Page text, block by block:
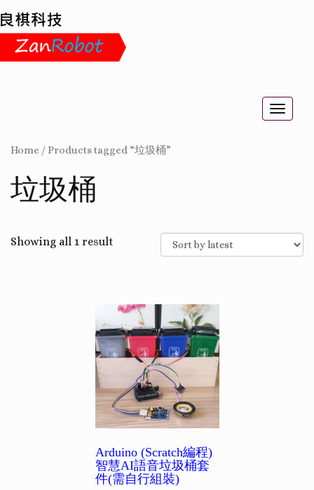
Toggle
Home / Products tagged “垃圾桶”
垃圾桶
Showing all 1 result
Arduino (Scratch編程)
智慧AI語音垃圾桶套
件(需自行組裝)